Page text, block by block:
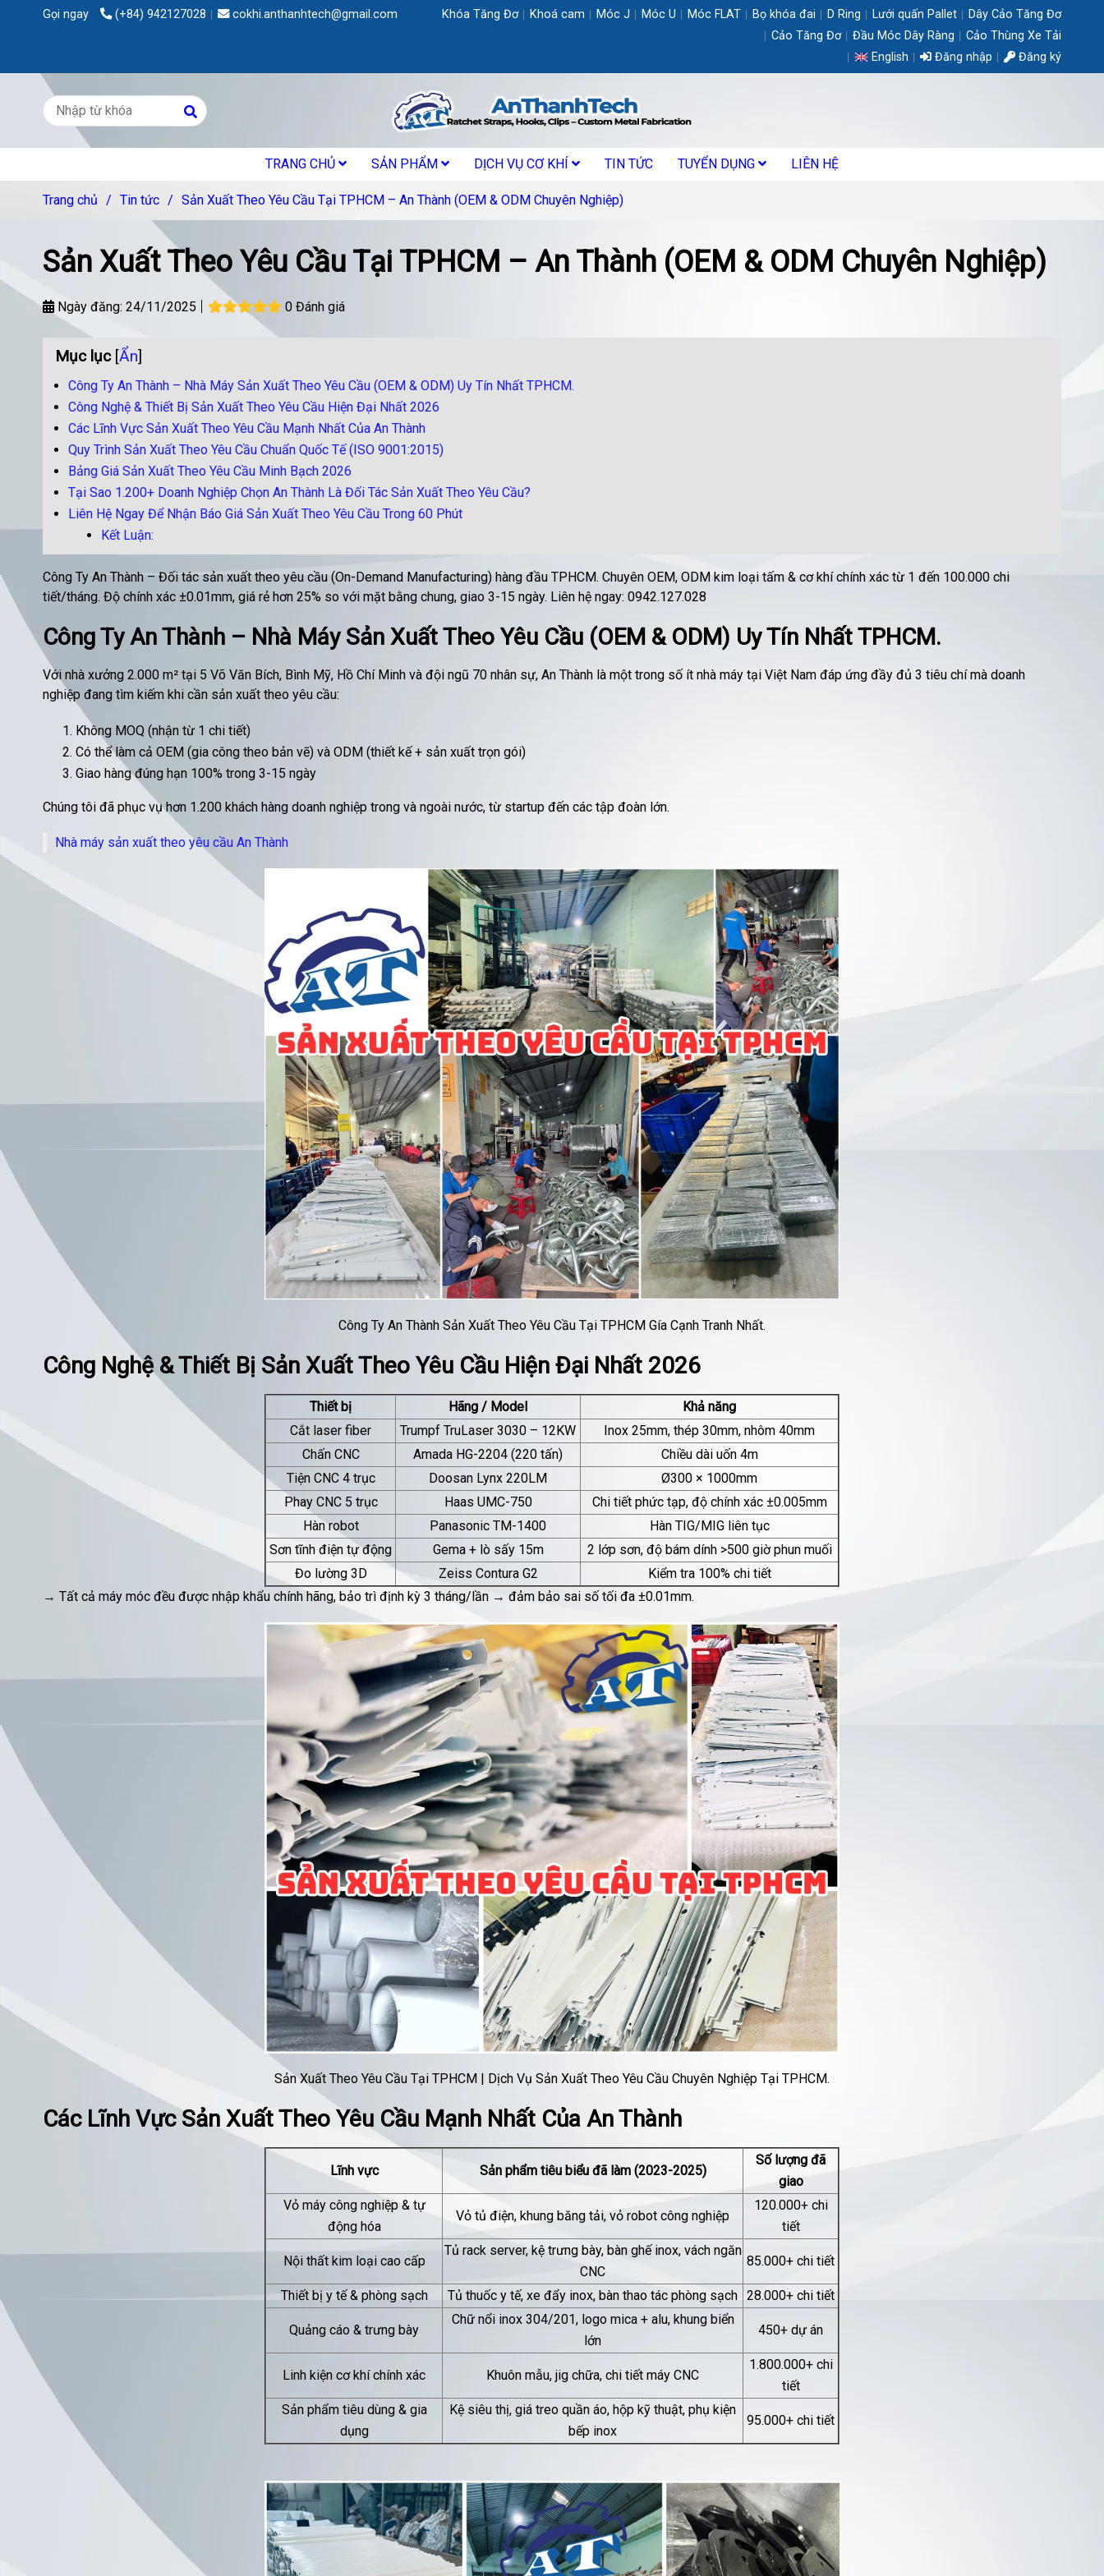
Gọi ngay (+84) 942127028 cokhi.anthanhtech@gmail.com Khóa Tăng Đơ Khoá cam Móc J Móc U Móc FLAT Bọ khóa đai D Ring Lưới quấn Pallet
Dây Cảo Tăng Đơ
Cảo Tăng Đơ
Đầu Móc Dây Ràng
Cảo Thùng Xe Tải
English
Đăng nhập Đăng ký
TRANG CHỦ SẢN PHẨM DỊCH VỤ CƠ KHÍ TIN TỨC TUYỂN DỤNG LIÊN HỆ
Trang chủ / Tin tức / Sản Xuất Theo Yêu Cầu Tại TPHCM – An Thành (OEM & ODM Chuyên Nghiệp)
Sản Xuất Theo Yêu Cầu Tại TPHCM – An Thành (OEM & ODM Chuyên Nghiệp)
Ngày đăng: 24/11/2025 0 Đánh giá
Mục lục [Ẩn]
Công Ty An Thành – Nhà Máy Sản Xuất Theo Yêu Cầu (OEM & ODM) Uy Tín Nhất TPHCM.
Công Nghệ & Thiết Bị Sản Xuất Theo Yêu Cầu Hiện Đại Nhất 2026
Các Lĩnh Vực Sản Xuất Theo Yêu Cầu Mạnh Nhất Của An Thành
Quy Trình Sản Xuất Theo Yêu Cầu Chuẩn Quốc Tế (ISO 9001:2015)
Bảng Giá Sản Xuất Theo Yêu Cầu Minh Bạch 2026
Tại Sao 1.200+ Doanh Nghiệp Chọn An Thành Là Đối Tác Sản Xuất Theo Yêu Cầu?
Liên Hệ Ngay Để Nhận Báo Giá Sản Xuất Theo Yêu Cầu Trong 60 Phút
Kết Luận:
Công Ty An Thành – Đối tác sản xuất theo yêu cầu (On-Demand Manufacturing) hàng đầu TPHCM. Chuyên OEM, ODM kim loại tấm & cơ khí chính xác từ 1 đến 100.000 chi
tiết/tháng. Độ chính xác ±0.01mm, giá rẻ hơn 25% so với mặt bằng chung, giao 3-15 ngày. Liên hệ ngay: 0942.127.028
Công Ty An Thành – Nhà Máy Sản Xuất Theo Yêu Cầu (OEM & ODM) Uy Tín Nhất TPHCM.
Với nhà xưởng 2.000 m² tại 5 Võ Văn Bích, Bình Mỹ, Hồ Chí Minh và đội ngũ 70 nhân sự, An Thành là một trong số ít nhà máy tại Việt Nam đáp ứng đầy đủ 3 tiêu chí mà doanh
nghiệp đang tìm kiếm khi cần sản xuất theo yêu cầu:
Không MOQ (nhận từ 1 chi tiết)
Có thể làm cả OEM (gia công theo bản vẽ) và ODM (thiết kế + sản xuất trọn gói)
Giao hàng đúng hạn 100% trong 3-15 ngày
Chúng tôi đã phục vụ hơn 1.200 khách hàng doanh nghiệp trong và ngoài nước, từ startup đến các tập đoàn lớn.
Nhà máy sản xuất theo yêu cầu An Thành
Công Ty An Thành Sản Xuất Theo Yêu Cầu Tại TPHCM Gía Cạnh Tranh Nhất.
Công Nghệ & Thiết Bị Sản Xuất Theo Yêu Cầu Hiện Đại Nhất 2026
Thiết bị Hãng / Model
Khả năng
Cắt laser fiber
Trumpf TruLaser 3030 – 12KW
Inox 25mm, thép 30mm, nhôm 40mm
Chấn CNC
Amada HG-2204 (220 tấn)
Chiều dài uốn 4m
Tiện CNC 4 trục
Doosan Lynx 220LM
Ø300 × 1000mm
Phay CNC 5 trục
Haas UMC-750
Chi tiết phức tạp, độ chính xác ±0.005mm
Hàn robot
Panasonic TM-1400
Hàn TIG/MIG liên tục
Sơn tĩnh điện tự động
Gema + lò sấy 15m
2 lớp sơn, độ bám dính >500 giờ phun muối
Đo lường 3D
Zeiss Contura G2
Kiểm tra 100% chi tiết
→ Tất cả máy móc đều được nhập khẩu chính hãng, bảo trì định kỳ 3 tháng/lần → đảm bảo sai số tối đa ±0.01mm.
Sản Xuất Theo Yêu Cầu Tại TPHCM | Dịch Vụ Sản Xuất Theo Yêu Cầu Chuyên Nghiệp Tại TPHCM.
Các Lĩnh Vực Sản Xuất Theo Yêu Cầu Mạnh Nhất Của An Thành
Lĩnh vực Sản phẩm tiêu biểu đã làm (2023-2025)
Số lượng đã
giao
Vỏ máy công nghiệp & tự
động hóa
Vỏ tủ điện, khung băng tải, vỏ robot công nghiệp
120.000+ chi
tiết
Nội thất kim loại cao cấp
Tủ rack server, kệ trưng bày, bàn ghế inox, vách ngăn
CNC
85.000+ chi tiết
Thiết bị y tế & phòng sạch Tủ thuốc y tế, xe đẩy inox, bàn thao tác phòng sạch 28.000+ chi tiết
Quảng cáo & trưng bày
Chữ nổi inox 304/201, logo mica + alu, khung biển
lớn
450+ dự án
Linh kiện cơ khí chính xác Khuôn mẫu, jig chữa, chi tiết máy CNC
1.800.000+ chi
tiết
Sản phẩm tiêu dùng & gia
dụng
Kệ siêu thị, giá treo quần áo, hộp kỹ thuật, phụ kiện
bếp inox
95.000+ chi tiết